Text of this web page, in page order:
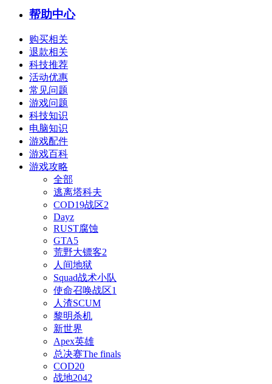
帮助中心
购买相关
退款相关
科技推荐
活动优惠
常见问题
游戏问题
科技知识
电脑知识
游戏配件
游戏百科
游戏攻略
全部
逃离塔科夫
COD19战区2
Dayz
RUST腐蚀
GTA5
荒野大镖客2
人间地狱
Squad战术小队
使命召唤战区1
人渣SCUM
黎明杀机
新世界
Apex英雄
总决赛The finals
COD20
战地2042